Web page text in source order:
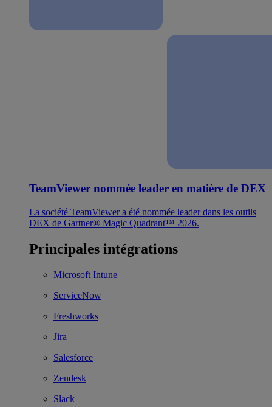
TeamViewer nommée leader en matière de DEX
La société TeamViewer a été nommée leader dans les outils
DEX de Gartner® Magic Quadrant™ 2026.
Principales intégrations
Microsoft Intune
ServiceNow
Freshworks
Jira
Salesforce
Zendesk
Slack